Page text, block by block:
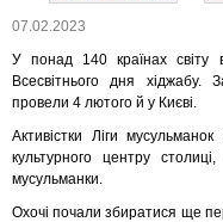
07.02.2023
У понад 140 країнах світу
Всесвітнього дня хіджабу.
провели 4 лютого й у Києві.
Активістки Ліги
культурного центру
мусульманки.
Охочі почали збиратися ще